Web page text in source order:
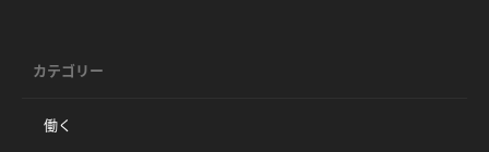
カテゴリー
働く